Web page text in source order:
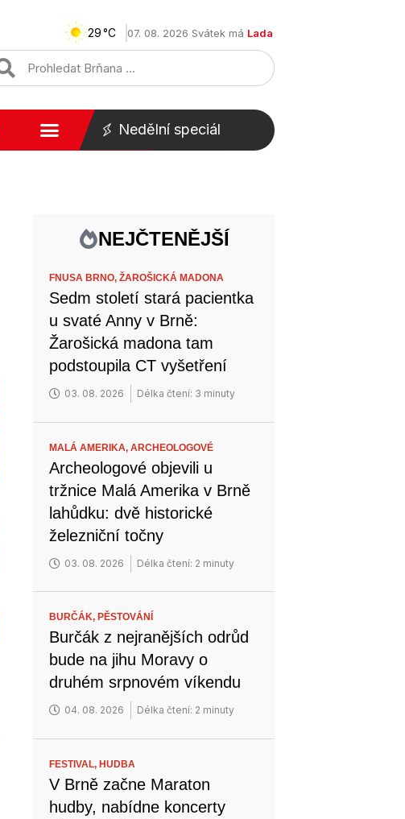
29 07. 08. 2026 Svátek má Lada
Nedělní speciál
NEJČTENĚJŠÍ
FNUSA BRNO,ŽAROŠICKÁ MADONA
Sedm století stará pacientka
u svaté Anny v Brně:
Žarošická madona tam
podstoupila CT vyšetření
03. 08. 2026 Délka čtení: 3 minuty
MALÁ AMERIKA,ARCHEOLOGOVÉ
Archeologové objevili u
tržnice Malá Amerika v Brně
lahůdku: dvě historické
železniční točny
03. 08. 2026 Délka čtení: 2 minuty
BURČÁK, PĚSTOVÁNÍ
Burčák z nejranějších odrůd
bude na jihu Moravy o
druhém srpnovém víkendu
04. 08. 2026 Délka čtení: 2 minuty
FESTIVAL,HUDBA
V Brně začne Maraton
hudby, nabídne koncerty